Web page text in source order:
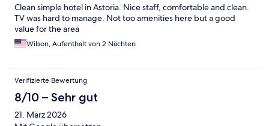
Clean simple hotel in Astoria. Nice staff, comfortable and clean.
TV was hard to manage. Not too amenities here but a good
value for the area
Wilson, Aufenthalt von 2 Nächten
Verifizierte Bewertung
8/10 – Sehr gut
21. März 2026